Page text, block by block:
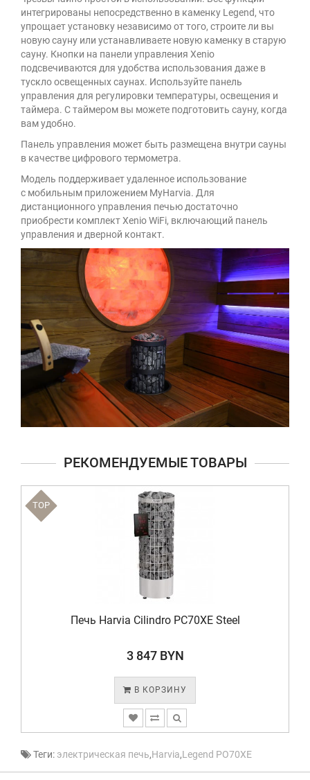
интегрированы непосредственно в каменку Legend, что
упрощает установку независимо от того, строите ли вы
новую сауну или устанавливаете новую каменку в старую
сауну. Кнопки на панели управления Xenio
подсвечиваются для удобства использования даже в
тускло освещенных саунах. Используйте панель
управления для регулировки температуры, освещения и
таймера. С таймером вы можете подготовить сауну, когда
вам удобно.
Панель управления может быть размещена внутри сауны
в качестве цифрового термометра.
Модель поддерживает удаленное использование
с мобильным приложением MyHarvia. Для
дистанционного управления печью достаточно
приобрести комплект Xenio WiFi, включающий панель
управления и дверной контакт.
РЕКОМЕНДУЕМЫЕ ТОВАРЫ
TOP
Печь Harvia Cilindro PC70XE Steel
3 847 BYN
В КОРЗИНУ
Теги: электрическая печь,Harvia,Legend PO70XE